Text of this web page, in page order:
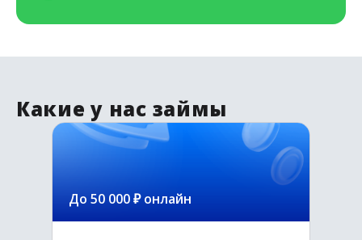
Какие у нас займы
До 50 000 ₽ онлайн